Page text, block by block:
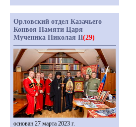
Орловский отдел Казачьего
Конвоя Памяти Царя
Мученика Николая II(29)
основан 27 марта 2023 г.